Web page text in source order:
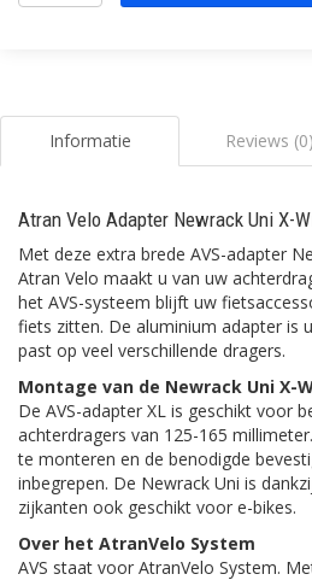
Informatie Reviews (0)
Atran Velo Adapter Newrack Uni X-
Met deze extra brede AVS-adapter
Atran Velo maakt u van uw
het AVS-systeem blijft uw
fiets zitten. De aluminium adapter is
past op veel verschillende dragers.
Montage van de Newrack Uni X-
De AVS-adapter XL is geschikt voor
achterdragers van 125-165
te monteren en de benodigde
inbegrepen. De Newrack Uni is
zijkanten ook geschikt voor e-bikes.
Over het AtranVelo System
AVS staat voor AtranVelo System.